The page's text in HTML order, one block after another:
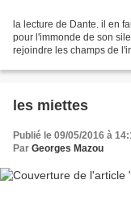
la lecture de Dante. il en
pour l'immonde de son
rejoindre les champs de
les miettes
Publié le 09/05/2016 à
Par Georges Mazou